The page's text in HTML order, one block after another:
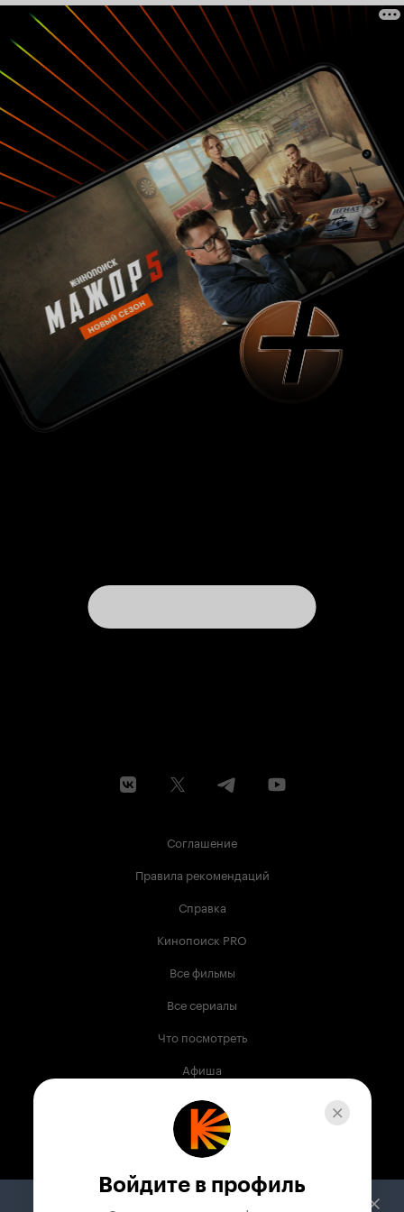
ходить туда-сюда, подарок испортится.
Нарисован мультик тоже великолепно.
Молодец Арбеков, ничего не скажешь (для тех,
кто не знает: Владимир Арбеков - это один из
известных художников-мультипликаторов,
благодаря которому мы смотрим 17-й и 18-й
выпуски «Ну, погоди!» и мультик «Мешок
яблок»)! Озвучка тоже великолепная! Чего
только стоят чудесные голоса Ливанова и
Виноградовой (её голосом говорят Щенок из
«Котёнка по имени Гав», Маугли в серии
«Похищение» и дядя Фёдор из «Троих из
Простоквашино»). Но, помимо плюсов, здесь
есть ещё и минусы. И все эти минусы
содержатся в персонажах. Например,
Галчонок. Ну такой наглый и хамовитый, что
ужас! Действует по принципу «я взрослый,
поэтому могу командовать школотой, они
будут делать всё, что я им скажу». Уж тоже не
фонтан. Ему бы школу заканчивать пора, а он
до сих пор не может запомнить таблицу
умножения, но зато хорошо знает, что пока
никто не видит, можно стащить кусочек
пряника. Волк тоже ведёт себя по-хамски и
злорадствующе: сам пострадал от заросшего
поганками пряника и ещё планирует всучить
Соглашение
Правила рекомендаций
Справка
Кинопоиск PRO
Все фильмы
Все сериалы
Что посмотреть
Афиша
Музыка
Телепрограмма
Служба поддержки
Войдите в профиль